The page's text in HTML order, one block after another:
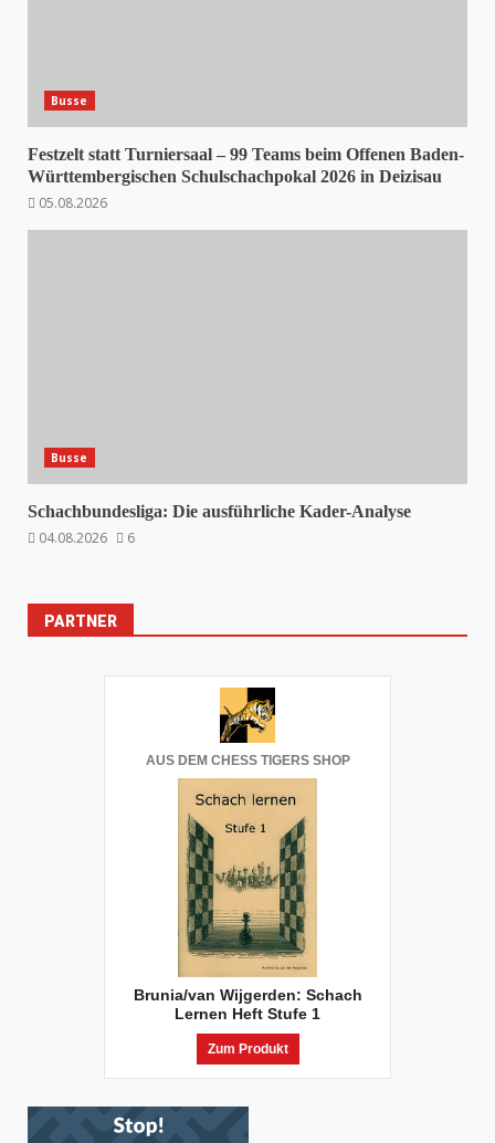
Busse
Festzelt statt Turniersaal – 99 Teams beim Offenen Baden-
Württembergischen Schulschachpokal 2026 in Deizisau
05.08.2026
Busse
Schachbundesliga: Die ausführliche Kader-Analyse
04.08.2026
6
PARTNER
AUS DEM CHESS TIGERS SHOP
Brunia/van Wijgerden: Schach
Lernen Heft Stufe 1
Zum Produkt